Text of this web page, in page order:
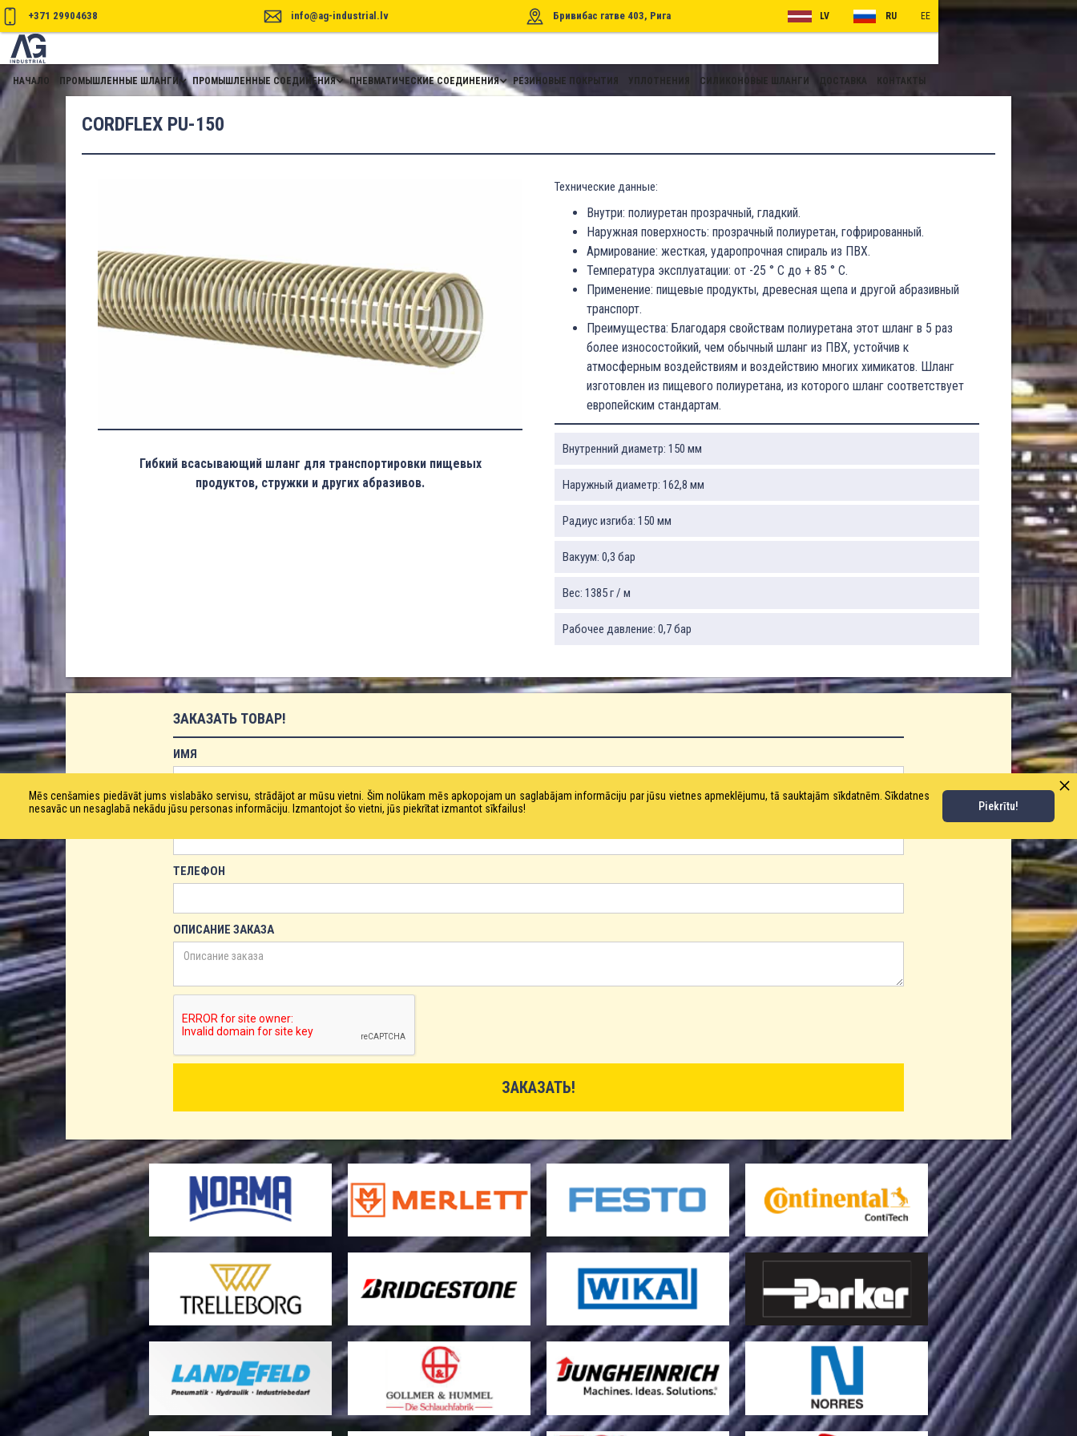
+371 29904638 info@ag-industrial.lv Бривибас гатве 403, Рига LV RU EE
НАЧАЛО ПРОМЫШЛЕННЫЕ ШЛАНГИ ПРОМЫШЛЕННЫЕ СОЕДИНЕНИЯ ПНЕВМАТИЧЕСКИЕ СОЕДИНЕНИЯ РЕЗИНОВЫЕ ПОКРЫТИЯ УПЛОТНЕНИЯ СИЛИКОНОВЫЕ ШЛАНГИ ДОСТАВКА КОНТАКТЫ
CORDFLEX PU-150
Гибкий всасывающий шланг для транспортировки пищевых
продуктов, стружки и других абразивов.
Технические данные:
Внутри: полиуретан прозрачный, гладкий.
Наружная поверхность: прозрачный полиуретан, гофрированный.
Армирование: жесткая, ударопрочная спираль из ПВХ.
Температура эксплуатации: от -25 ° C до + 85 ° C.
Применение: пищевые продукты, древесная щепа и другой абразивный
транспорт.
Преимущества: Благодаря свойствам полиуретана этот шланг в 5 раз
более износостойкий, чем обычный шланг из ПВХ, устойчив к
атмосферным воздействиям и воздействию многих химикатов. Шланг
изготовлен из пищевого полиуретана, из которого шланг соответствует
европейским стандартам.
Внутренний диаметр: 150 мм
Наружный диаметр: 162,8 мм
Радиус изгиба: 150 мм
Вакуум: 0,3 бар
Вес: 1385 г / м
Рабочее давление: 0,7 бар
ЗАКАЗАТЬ ТОВАР!
ИМЯ
ЕМАЙЛ
ТЕЛЕФОН
ОПИСАНИЕ ЗАКАЗА
Mēs cenšamies piedāvāt jums vislabāko servisu, strādājot ar mūsu vietni. Šim nolūkam mēs apkopojam un saglabājam informāciju par jūsu vietnes apmeklējumu, tā sauktajām sīkdatnēm. Sīkdatnes
nesavāc un nesaglabā nekādu jūsu personas informāciju. Izmantojot šo vietni, jūs piekrītat izmantot sīkfailus!
Piekrītu!